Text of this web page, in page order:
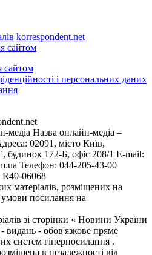
korrespondent.net
сайтом
сайтом
і персональних даних
медіа Назва онлайн-медіа –
02091, місто Київ,
172-Б, офіс 208/1 E-mail:
Телефон: 044-205-43-00
R40-06068
матеріалів, розміщених на
умови посилання на
зі сторінки « Новини України
- видань - обов'язкове пряме
систем гіперпосилання .
в незалежності від